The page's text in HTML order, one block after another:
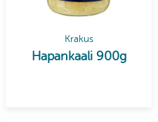
Krakus
Hapankaali 900g